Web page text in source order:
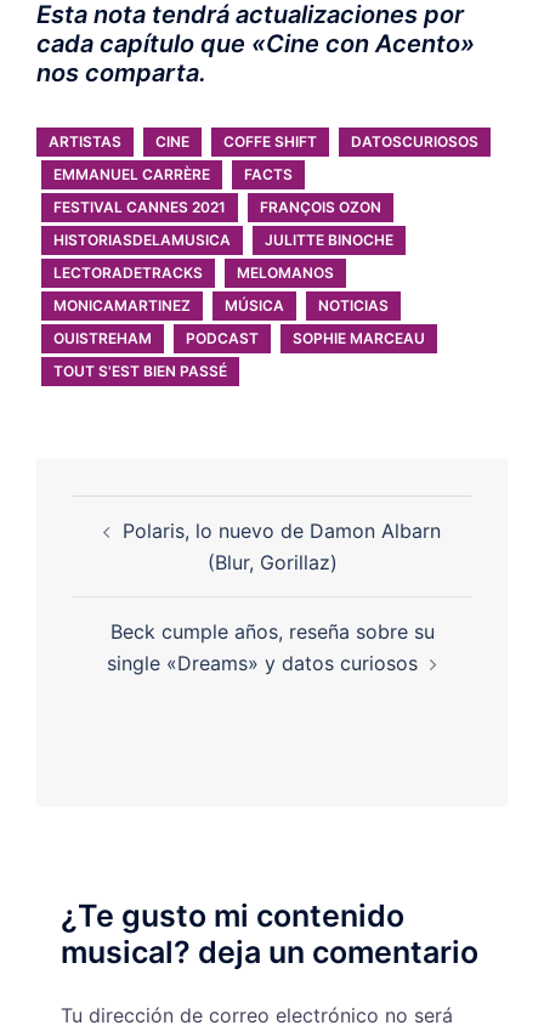
Esta nota tendrá actualizaciones por
cada capítulo que «Cine con Acento»
nos comparta.
ARTISTAS CINE COFFE SHIFT
DATOSCURIOSOS
EMMANUEL CARRÈRE
FACTS
FESTIVAL CANNES 2021
FRANÇOIS OZON
HISTORIASDELAMUSICA
JULITTE BINOCHE
LECTORADETRACKS
MELOMANOS
MONICAMARTINEZ
MÚSICA
NOTICIAS
OUISTREHAM
PODCAST
SOPHIE MARCEAU
TOUT S'EST BIEN PASSÉ
Polaris, lo nuevo de Damon Albarn
(Blur, Gorillaz)
Beck cumple años, reseña sobre su
single «Dreams» y datos curiosos
¿Te gusto mi contenido
musical? deja un comentario
Tu dirección de correo electrónico no será